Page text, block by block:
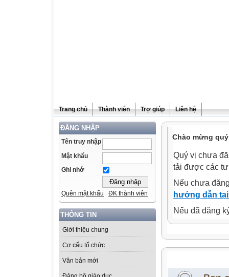
Trang chủ Thành viên Trợ giúp Liên hệ
ĐĂNG NHẬP
Tên truy nhập
Mật khẩu
Ghi nhớ
Quên mật khẩu ĐK thành viên
THÔNG TIN
Giới thiệu chung
Cơ cấu tổ chức
Văn bản mới
Chào mừng
Quý vị chưa
tải được các
Nếu chưa
hướng dẫn
Nếu đã đăng